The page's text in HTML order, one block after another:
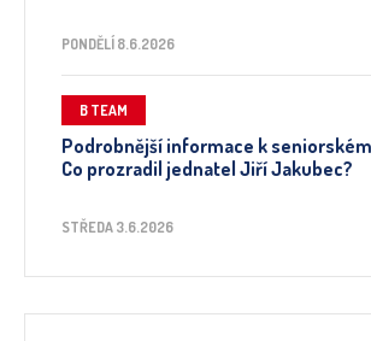
PONDĚLÍ 8.6.2026
B TEAM
Podrobnější informace k
Co prozradil jednatel Jiří Jakubec?
STŘEDA 3.6.2026